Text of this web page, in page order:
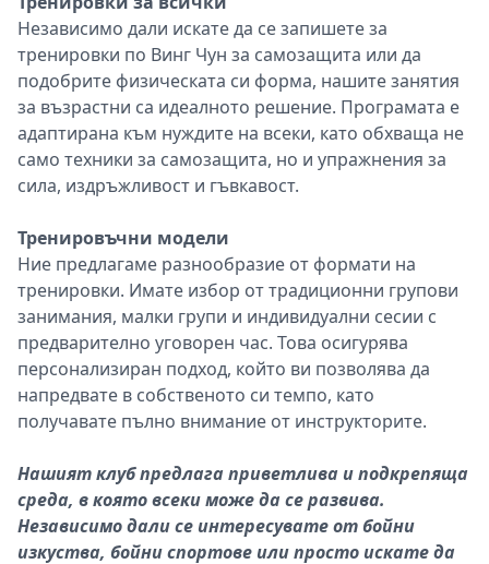
Независимо дали искате да се запишете за
тренировки по Винг Чун за самозащита или да
подобрите физическата си форма, нашите занятия
за възрастни са идеалното решение. Програмата е
адаптирана към нуждите на всеки, като обхваща не
само техники за самозащита, но и упражнения за
сила, издръжливост и гъвкавост.
Тренировъчни модели
Ние предлагаме разнообразие от формати на
тренировки. Имате избор от традиционни групови
занимания, малки групи и индивидуални сесии с
предварително уговорен час. Това осигурява
персонализиран подход, който ви позволява да
напредвате в собственото си темпо, като
получавате пълно внимание от инструкторите.
Нашият клубпредлага приветлива и подкрепяща
среда, в която всеки може да се развива.
Независимо дали се интересувате от бойни
изкуства, бойни спортове или просто искате да